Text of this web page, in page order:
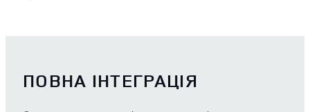
ПОВНА ІНТЕГРАЦІЯ